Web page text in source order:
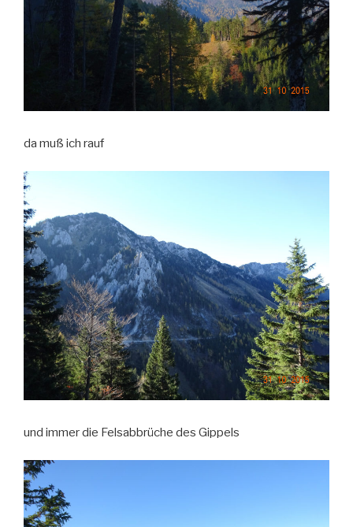
da muß ich rauf
und immer die Felsabbrüche des Gippels